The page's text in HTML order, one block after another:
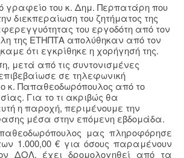
γραφείο του κ. Δημ. Περπατάρη που
διεκπεραίωση του ζητήματος της
του εργοδότη από τον
της ΕΤΗΠΤΑ απολύθηκαν από τον
ότι εγκρίθηκε η χορήγησή της.
μετά από τις συντονισμένες
σε τηλεφωνική
ο κ. Παπαθεοδωρόπουλος από το
Για το τι ακριβώς θα
η παροχή, περιμένουμε την
μέσα στην επόμενη εβδομάδα.
μας πληροφόρησε
1.000,00 € για όσους παραμένουν
ΔΟΛ, έχει δρομολογηθεί από τα